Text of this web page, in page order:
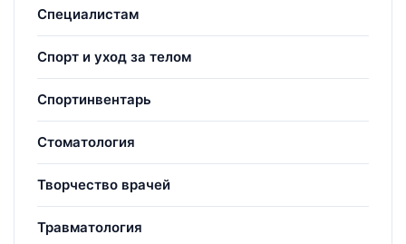
Специалистам
Спорт и уход за телом
Спортинвентарь
Стоматология
Творчество врачей
Травматология